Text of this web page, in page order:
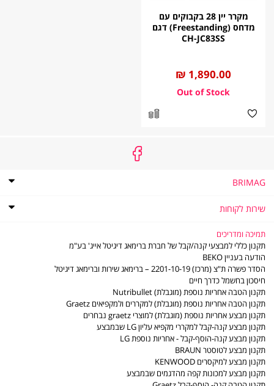
מקרר ‬יין 28 בקבוקים ‬עם
‬מדחס ‬(Freestanding) דגם
CH-JC83SS
החל
מ
1,890.00 ₪
BRIMAG
תקנון מועדון הלקוחות של ברימאג
דוח פומבי לשנת 2021 לפי חוק שכר שווה לעובדת ולעובד
דוח פומבי לשנת 2022 לפי חוק שכר שווה לעובדת ולעובד
תו אמון הציבור
דוח פומבי לשנת 2023 לפי חוק שכר שווה לעובדת ולעובד
דוח פומבי לשנת 2024 לפי חוק שכר שווה לעובדת ולעובד
דוח פומבי לשנת 2025 לפי חוק שכר שווה לעובדת ולעובד
הסדר פשרה ב- ת"צ (מרכז) 2201-10-19
מדיניות פינוי פסולת ציוד חשמלי ואלקטרוני
שירות לקוחות
שירות לקוחות
מדיניות החזרות והחלפות
משלוחים
סניפים - נקודות שירות
LG משווקים מורשים
משווקים מורשים - מוצרים קטנים
תעודות אחריות
חוברות הפעלה
ביטול עסקה
צור קשר
תמיכה ומדריכים
תקנון כללי למבצעי קנה/קבל של חברת ברימאג דיגיטל אייג' בע"מ
הודעה בעניין BEKO
הסדר פשרה ת"צ (מרכז) 2201-10-19 – ברימאג שירות וברימאג דיגיטל
חיסכון בחשמל כדרך חיים
תקנון הטבה אחריות נוספת (מוגבלת) Nutribullet
תקנון הטבה אחריות נוספת (מוגבלת) למקררים ולמקפיאים Graetz
תקנון מבצע אחריות נוספת (מוגבלת) למוצרי graetz נבחרים
תקנון מבצע קנה-קבל למקררי מקפיא עליון LG שבמבצע
תקנון מבצע קנה-הוסף-קבל - אחריות נוספת LG
תקנון מבצע לטוסטר BRAUN
תקנון מבצע למיקסרים KENWOOD
תקנון מבצע למכונות קפה מהדגמים שבמבצע